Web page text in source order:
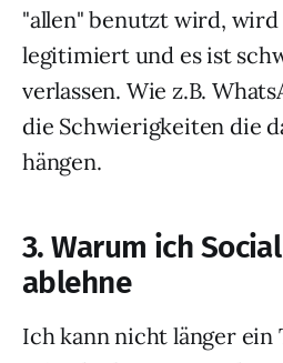
"allen" benutzt wird, wird
legitimiert und es ist
verlassen. Wie z.B.
die Schwierigkeiten die
hängen.
3. Warum ich
ablehne
Ich kann nicht länger ein